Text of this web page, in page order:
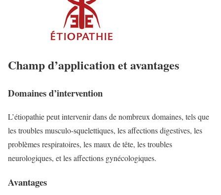
Champ d’application et avantages
Domaines d’intervention
L’étiopathie peut intervenir dans de nombreux domaines, tels que
les troubles musculo-squelettiques, les affections digestives, les
problèmes respiratoires, les maux de tête, les troubles
neurologiques, et les affections gynécologiques.
Avantages